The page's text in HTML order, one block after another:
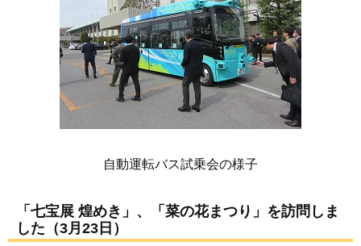
自動運転バス試乗会の様子
「七宝展 煌めき」、「菜の花まつり」を訪問しま
した（3月23日）